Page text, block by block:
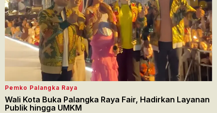
Pemko Palangka Raya
Wali Kota Buka Palangka Raya Fair, Hadirkan Layanan
Publik hingga UMKM